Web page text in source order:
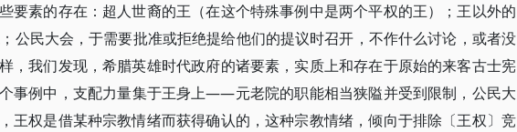
要素的存在：超人世裔的王（在这个特殊事例中是两个平权的王）；王以外的
公民大会，于需要批准或拒绝提给他们的提议时召开，不作什么讨论，或者没
，我们发现，希腊英雄时代政府的诸要素，实质上和存在于原始的来客古士宪
事例中，支配力量集于王身上——元老院的职能相当狭隘并受到限制，公民大
王权是借某种宗教情绪而获得确认的，这种宗教情绪，倾向于排除〔王权〕竞